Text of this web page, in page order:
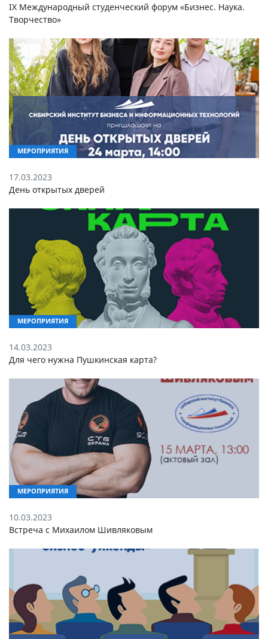
IX Международный студенческий форум «Бизнес. Наука.
Творчество»
МЕРОПРИЯТИЯ
17.03.2023
День открытых дверей
МЕРОПРИЯТИЯ
14.03.2023
Для чего нужна Пушкинская карта?
МЕРОПРИЯТИЯ
10.03.2023
Встреча с Михаилом Шивляковым